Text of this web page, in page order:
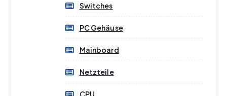
Switches
PC Gehäuse
Mainboard
Netzteile
CPU